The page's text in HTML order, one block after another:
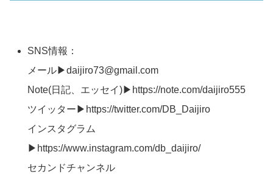
SNS情報：
メール▶daijiro73@gmail.com
Note(日記、エッセイ)▶https://note.com/daijiro555
ツイッター▶https://twitter.com/DB_Daijiro
インスタグラム
▶https://www.instagram.com/db_daijiro/
セカンドチャンネル